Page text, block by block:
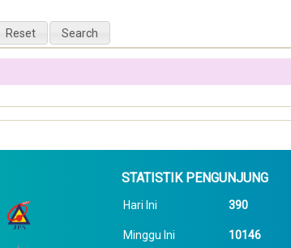
STATISTIK PENGUNJUNG
Hari Ini 390
Minggu Ini 10146